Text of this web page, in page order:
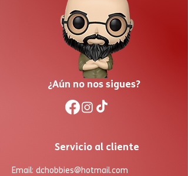
¿Aún no nos sigues?
Servicio al cliente
Email: dchobbies@hotmail.com